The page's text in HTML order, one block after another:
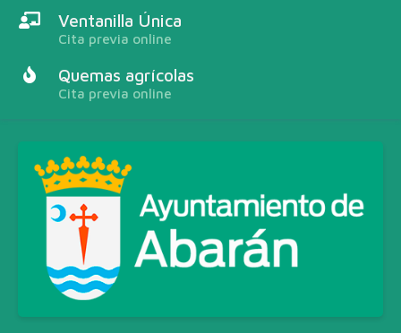
Ventanilla Única
Cita previa online
Quemas agrícolas
Cita previa online